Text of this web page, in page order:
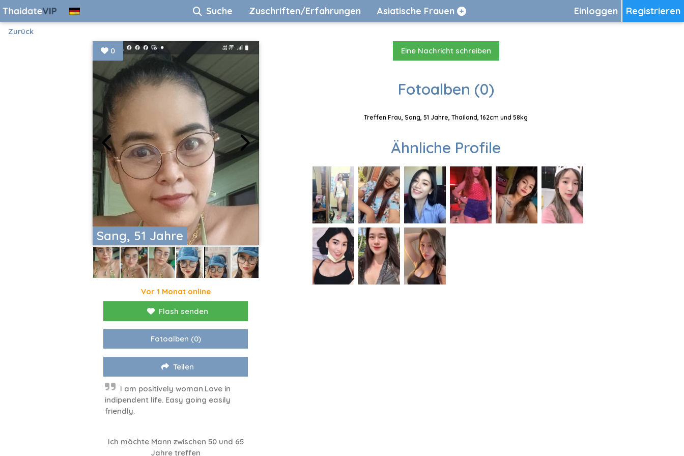
Registrieren
Einloggen
Suche Zuschriften/Erfahrungen Asiatische Frauen
Zurück
Sang, 51 Jahre
0
Vor 1 Monat online
Flash senden
Fotoalben (0)
Teilen
I am positively woman.Love in
indipendent life. Easy going easily
friendly.
Ich möchte Mann zwischen 50 und 65
Jahre treffen
Eine Nachricht schreiben
Fotoalben (0)
Treffen Frau, Sang, 51 Jahre, Thailand, 162cm und 58kg
Ähnliche Profile